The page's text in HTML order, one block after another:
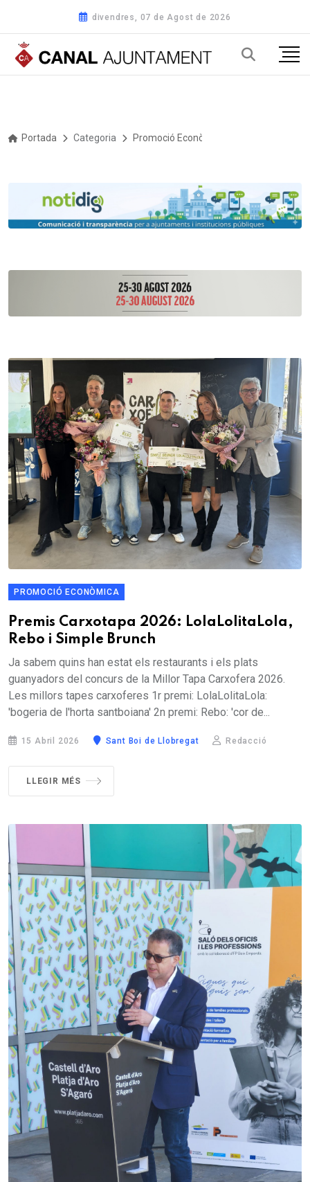
divendres, 07 de Agost de 2026
Portada Categoria Promoció Econòmica
PROMOCIÓ ECONÒMICA
Premis Carxotapa 2026: LolaLolitaLola,
Rebo i Simple Brunch
Ja sabem quins han estat els restaurants i els plats
guanyadors del concurs de la Millor Tapa Carxofera 2026.
Les millors tapes carxoferes 1r premi: LolaLolitaLola:
'bogeria de l'horta santboiana' 2n premi: Rebo: 'cor de...
15 Abril 2026 Sant Boi de Llobregat Redacció
LLEGIR MÉS